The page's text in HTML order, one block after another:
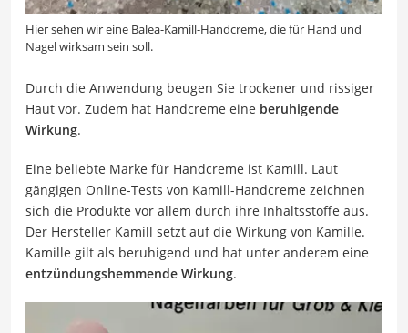
Hier sehen wir eine Balea-Kamill-Handcreme, die für Hand und
Nagel wirksam sein soll.
Durch die Anwendung beugen Sie trockener und rissiger
Haut vor. Zudem hat Handcreme eine beruhigende
Wirkung.
Eine beliebte Marke für Handcreme ist Kamill. Laut
gängigen Online-Tests von Kamill-Handcreme zeichnen
sich die Produkte vor allem durch ihre Inhaltsstoffe aus.
Der Hersteller Kamill setzt auf die Wirkung von Kamille.
Kamille gilt als beruhigend und hat unter anderem eine
entzündungshemmende Wirkung.